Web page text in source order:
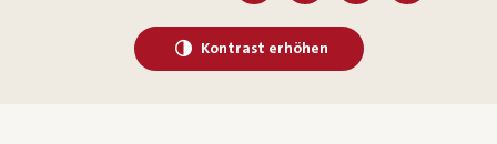
Kontrast erhöhen